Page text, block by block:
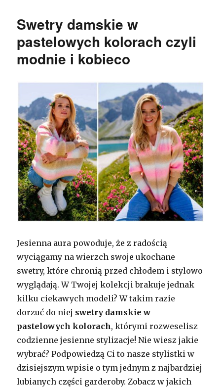
Swetry damskie w
pastelowych kolorach czyli
modnie i kobieco
Jesienna aura powoduje, że z radością
wyciągamy na wierzch swoje ukochane
swetry, które chronią przed chłodem i stylowo
wyglądają. W Twojej kolekcji brakuje jednak
kilku ciekawych modeli? W takim razie
dorzuć do niej swetry damskie w
pastelowych kolorach, którymi rozweselisz
codzienne jesienne stylizacje! Nie wiesz jakie
wybrać? Podpowiedzą Ci to nasze stylistki w
dzisiejszym wpisie o tym jednym z najbardziej
lubianych części garderoby. Zobacz w jakich